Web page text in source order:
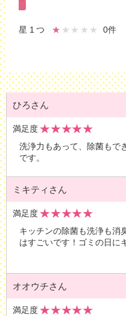
星1つ ★ ★★★★ 0件
ひろさん
満足度
洗浄力もあって、除菌もで
です。
ミキティさん
満足度
キッチンの除菌も洗浄も消
はすごいです！ゴミの日に
オオウチさん
満足度